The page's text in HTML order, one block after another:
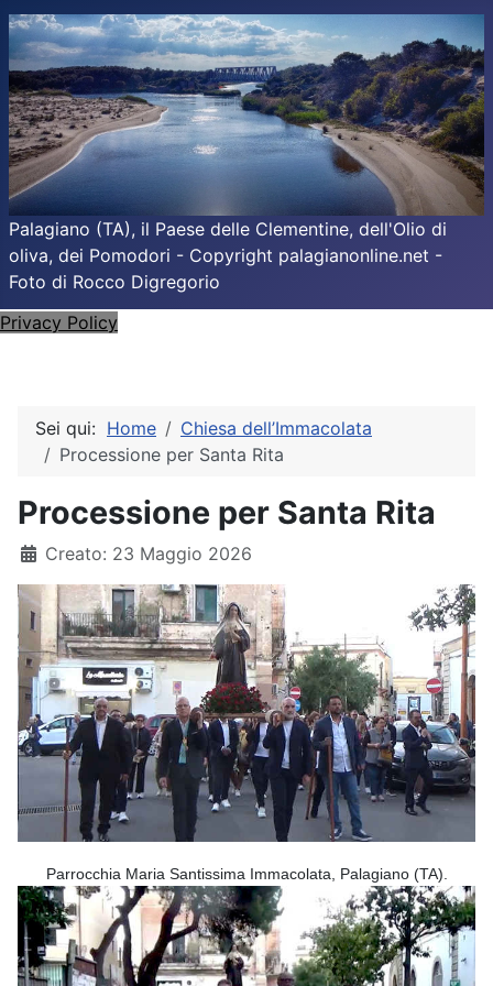
Palagiano (TA), il Paese delle Clementine, dell'Olio di
oliva, dei Pomodori - Copyright palagianonline.net -
Foto di Rocco Digregorio
Privacy Policy
Sei qui: Home
Chiesa dell’Immacolata
Processione per Santa Rita
Processione per Santa Rita
Dettagli
Creato: 23 Maggio 2026
Parrocchia Maria Santissima Immacolata, Palagiano (TA).